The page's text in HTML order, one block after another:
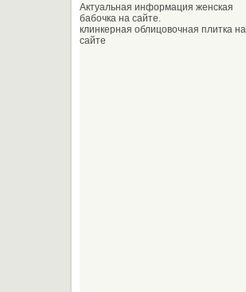
Актуальная информация женская
бабочка на сайте.
клинкерная облицовочная плитка на
сайте